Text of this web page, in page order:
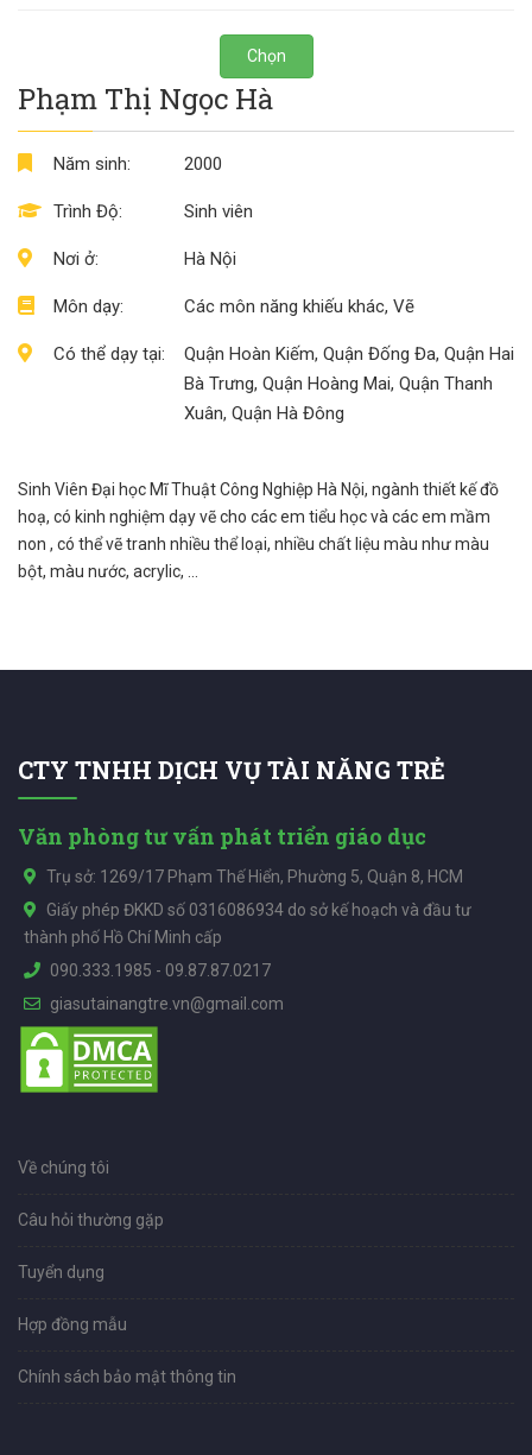
Chọn
Phạm Thị Ngọc Hà
Năm sinh:
Trình Độ:
Nơi ở:
Môn dạy:
Có thể dạy tại:
2000
Sinh viên
Hà Nội
Các môn năng khiếu khác, Vẽ
Quận Hoàn Kiếm, Quận Đống Đa, Quận Hai
Bà Trưng, Quận Hoàng Mai, Quận Thanh
Xuân, Quận Hà Đông
Sinh Viên Đại học Mĩ Thuật Công Nghiệp Hà Nội, ngành thiết kế đồ
hoạ, có kinh nghiệm dạy vẽ cho các em tiểu học và các em mầm
non , có thể vẽ tranh nhiều thể loại, nhiều chất liệu màu như màu
bột, màu nước, acrylic, ...
CTY TNHH DỊCH VỤ TÀI NĂNG TRẺ
Văn phòng tư vấn phát triển giáo dục
Trụ sở: 1269/17 Phạm Thế Hiển, Phường 5, Quận 8, HCM
Giấy phép ĐKKD số 0316086934 do sở kế hoạch và đầu tư
thành phố Hồ Chí Minh cấp
090.333.1985 - 09.87.87.0217
giasutainangtre.vn@gmail.com
Về chúng tôi
Câu hỏi thường gặp
Tuyển dụng
Hợp đồng mẫu
Chính sách bảo mật thông tin